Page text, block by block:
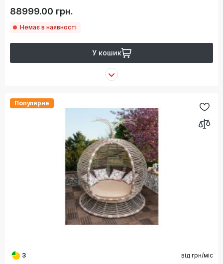
88999.00 грн.
Немає в наявності
У кошик
Популярне
3 від грн/міс